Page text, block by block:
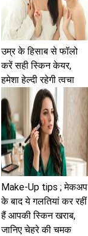
उम्र के हिसाब से फॉलो
करें सही स्किन केयर,
हमेशा हेल्दी रहेगी त्वचा
Make-Up tips ; मेकअप
के बाद ये गलतियां कर रहीं
हैं आपकी स्किन खराब,
जानिए चेहरे की चमक